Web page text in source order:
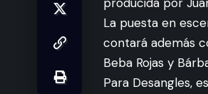
La puesta en
contará además
Beba Rojas y
Para Desangles,